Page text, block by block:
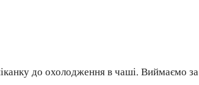
до охолодження в чаші. Виймаємо за